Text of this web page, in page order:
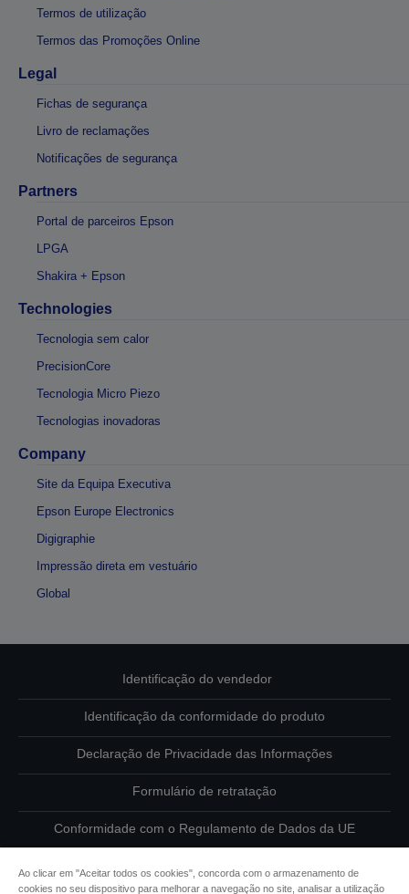
Termos de utilização
Termos das Promoções Online
Legal
Fichas de segurança
Livro de reclamações
Notificações de segurança
Partners
Portal de parceiros Epson
LPGA
Shakira + Epson
Technologies
Tecnologia sem calor
PrecisionCore
Tecnologia Micro Piezo
Tecnologias inovadoras
Company
Site da Equipa Executiva
Epson Europe Electronics
Digigraphie
Impressão direta em vestuário
Global
Identificação do vendedor
Identificação da conformidade do produto
Declaração de Privacidade das Informações
Formulário de retratação
Conformidade com o Regulamento de Dados da UE
Ao clicar em "Aceitar todos os cookies", concorda com o armazenamento de
cookies no seu dispositivo para melhorar a navegação no site, analisar a utilização